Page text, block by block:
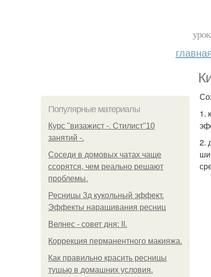
Популярные материалы
Курс "визажист -. Стилист"10
занятий -.
Соседи в домовых чатах чаще
ссорятся, чем реально решают
проблемы.
Ресницы 3д кукольный эффект.
Эффекты наращивания ресниц
Велнес - совет дня: II.
Коррекция перманентного макияжа.
Как правильно красить ресницы
тушью в домашних условия.
1.
2.